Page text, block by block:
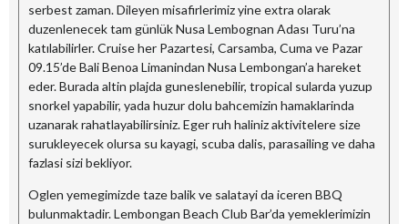
serbest zaman. Dileyen misafirlerimiz yine extra olarak
duzenlenecek tam günlük Nusa Lembognan Adası Turu’na
katılabilirler. Cruise her Pazartesi, Carsamba, Cuma ve Pazar
09.15’de Bali Benoa Limanindan Nusa Lembongan’a hareket
eder. Burada altin plajda guneslenebilir, tropical sularda yuzup
snorkel yapabilir, yada huzur dolu bahcemizin hamaklarinda
uzanarak rahatlayabilirsiniz. Eger ruh haliniz aktivitelere size
surukleyecek olursa su kayagi, scuba dalis, parasailing ve daha
fazlasi sizi bekliyor.
Oglen yemegimizde taze balik ve salatayi da iceren BBQ
bulunmaktadir. Lembongan Beach Club Bar’da yemeklerimizin